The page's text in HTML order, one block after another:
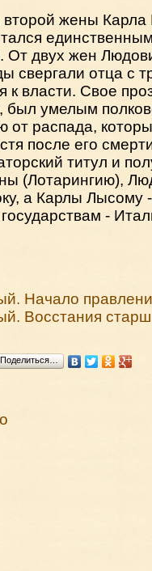
жены Карла
От двух жен
свергали отца с
к власти. Свое
был умелым
от распада,
после его
титул и
(Лотарингию),
а Карлы Лысому
-
Начало
Восстания
Поделиться…